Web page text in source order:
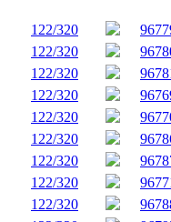
122/320
122/320
122/320
122/320
122/320
122/320
122/320
122/320
122/320